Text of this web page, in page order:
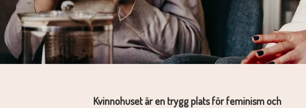
Kvinnohuset är en trygg plats för feminism och